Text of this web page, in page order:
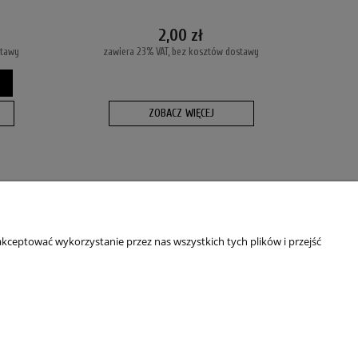
2,00 zł
zawiera 23% VAT, bez kosztów dostawy
ZOBACZ WIĘCEJ
Kim jesteśmy?
wykorzystanie przez nas wszystkich tych plików i przejść